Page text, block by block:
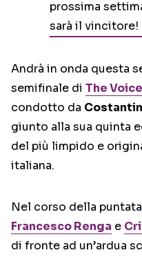
prossima
sarà il vincitore!
Andrà in onda questa
semifinale di The
condotto da
giunto alla sua quinta
del più limpido e
italiana.
Nel corso della
Francesco Renga e
di fronte ad un’ardua